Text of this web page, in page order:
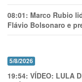
08:01: Marco Rubio
Flávio Bolsonaro e
5/8/2026
19:54: VÍDEO: LULA